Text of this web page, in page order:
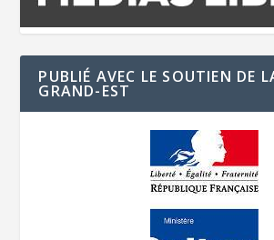
PUBLIÉ AVEC LE SOUTIEN DE
GRAND-EST